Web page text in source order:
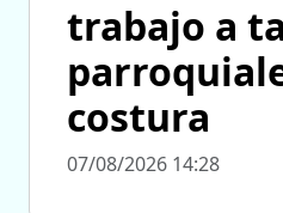
trabajo a
costura
07/08/2026 14:28